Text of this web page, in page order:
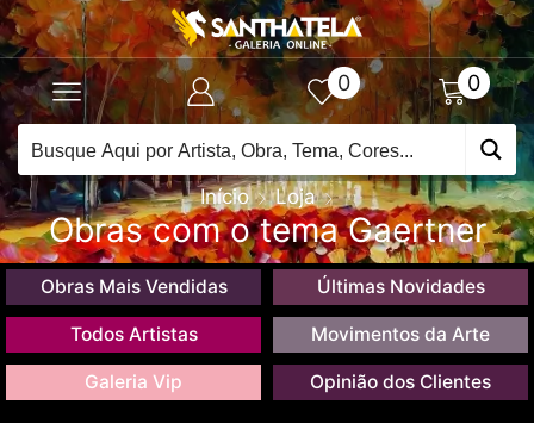
0 0
Início Loja
Obras com o tema Gaertner
Obras Mais Vendidas Últimas Novidades
Todos Artistas Movimentos da Arte
Galeria Vip Opinião dos Clientes